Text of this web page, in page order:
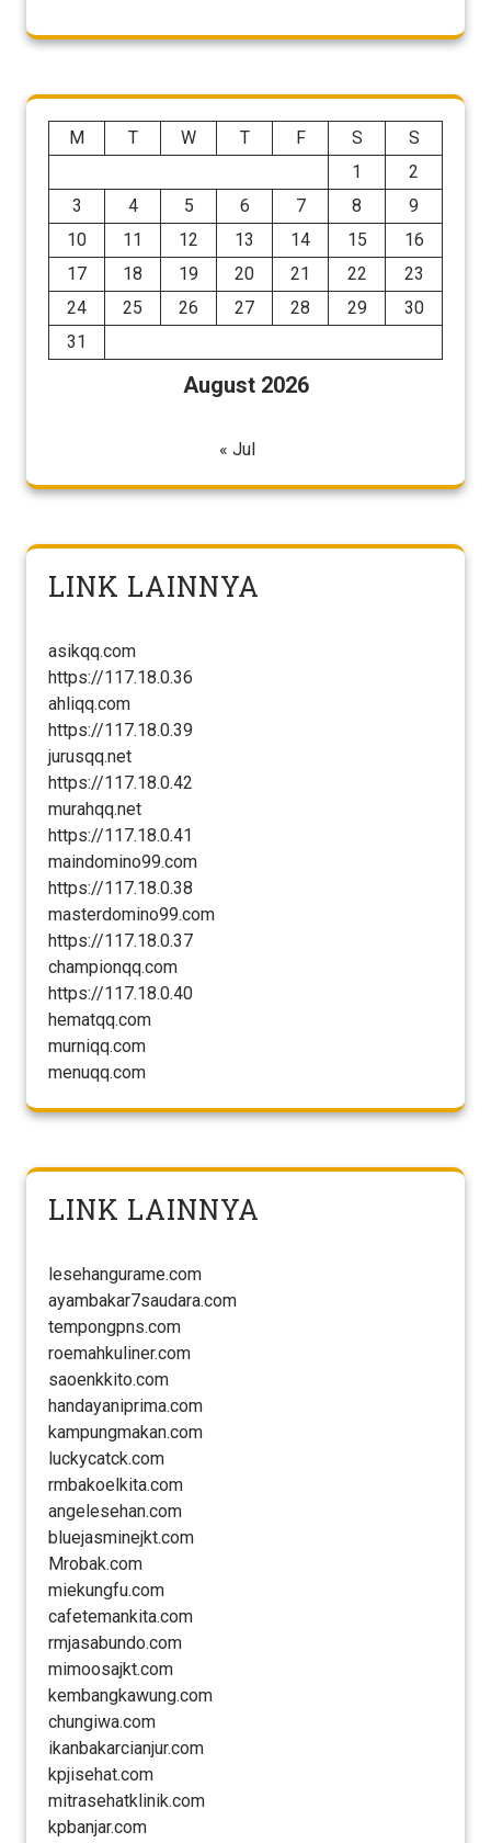
August 2026
M T W T F S
S
1
2
3
4 5 6 7 8
9
10
11 12 13 14 15
16
17
18 19 20 21 22
23
24
25 26 27 28 29
30
31
« Jul
LINK LAINNYA
asikqq.com
https://117.18.0.36
ahliqq.com
https://117.18.0.39
jurusqq.net
https://117.18.0.42
murahqq.net
https://117.18.0.41
maindomino99.com
https://117.18.0.38
masterdomino99.com
https://117.18.0.37
championqq.com
https://117.18.0.40
hematqq.com
murniqq.com
menuqq.com
LINK LAINNYA
lesehangurame.com
ayambakar7saudara.com
tempongpns.com
roemahkuliner.com
saoenkkito.com
handayaniprima.com
kampungmakan.com
luckycatck.com
rmbakoelkita.com
angelesehan.com
bluejasminejkt.com
Mrobak.com
miekungfu.com
cafetemankita.com
rmjasabundo.com
mimoosajkt.com
kembangkawung.com
chungiwa.com
ikanbakarcianjur.com
kpjisehat.com
mitrasehatklinik.com
kpbanjar.com